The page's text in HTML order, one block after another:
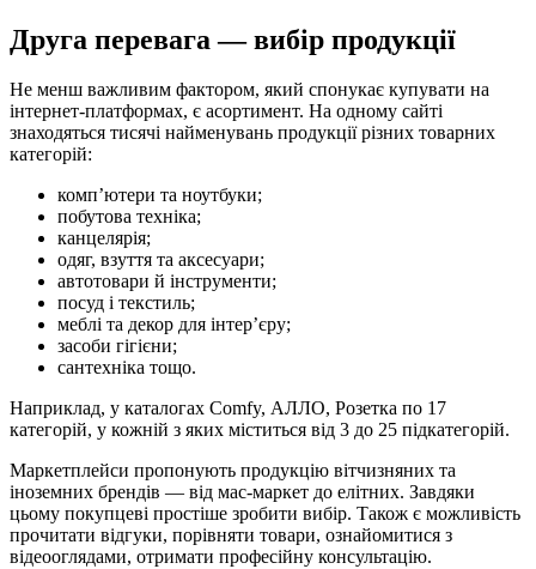
Друга перевага — вибір продукції
Не менш важливим фактором, який спонукає купувати на
інтернет-платформах, є асортимент. На одному сайті
знаходяться тисячі найменувань продукції різних товарних
категорій:
комп’ютери та ноутбуки;
побутова техніка;
канцелярія;
одяг, взуття та аксесуари;
автотовари й інструменти;
посуд і текстиль;
меблі та декор для інтер’єру;
засоби гігієни;
сантехніка тощо.
Наприклад, у каталогах Comfy, АЛЛО, Розетка по 17
категорій, у кожній з яких міститься від 3 до 25 підкатегорій.
Маркетплейси пропонують продукцію вітчизняних та
іноземних брендів — від мас-маркет до елітних. Завдяки
цьому покупцеві простіше зробити вибір. Також є можливість
прочитати відгуки, порівняти товари, ознайомитися з
відеооглядами, отримати професійну консультацію.